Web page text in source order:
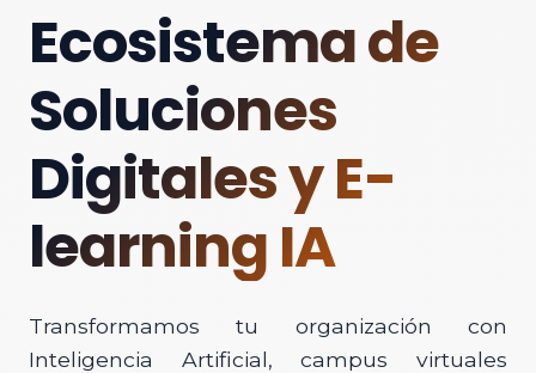
Ecosistema de
Soluciones
Digitales y E-
learning IA
Transformamos tu organización con
Inteligencia Artificial, campus virtuales